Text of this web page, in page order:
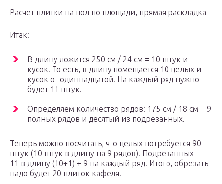
Расчет плитки на пол по площади, прямая раскладка
Итак:
В длину ложится 250 см / 24 см = 10 штук и
кусок. То есть, в длину помещается 10 целых и
кусок от одиннадцатой. На каждый ряд нужно
будет 11 штук.
Определяем количество рядов: 175 см / 18 см = 9
полных рядов и десятый из подрезанных.
Теперь можно посчитать, что целых потребуется 90
штук (10 штук в длину на 9 рядов). Подрезанных —
11 в длину (10+1) + 9 на каждый ряд. Итого, обрезать
надо будет 20 плиток кафеля.